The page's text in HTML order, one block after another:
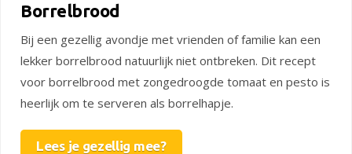
Borrelbrood
Bij een gezellig avondje met vrienden of familie kan een
lekker borrelbrood natuurlijk niet ontbreken. Dit recept
voor borrelbrood met zongedroogde tomaat en pesto is
heerlijk om te serveren als borrelhapje.
Lees je gezellig mee?